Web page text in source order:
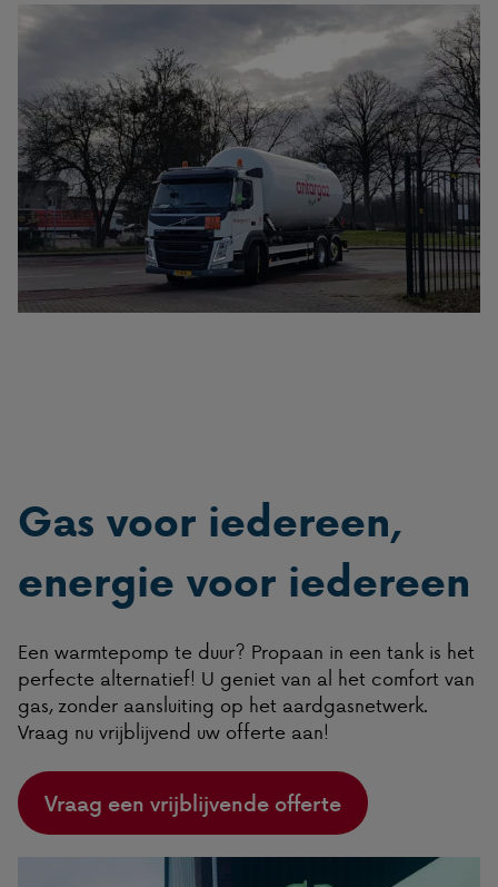
Gas voor iedereen,
energie voor iedereen
Een warmtepomp te duur? Propaan in een tank is het
perfecte alternatief! U geniet van al het comfort van
gas, zonder aansluiting op het aardgasnetwerk.
Vraag nu vrijblijvend uw offerte aan!
Vraag een vrijblijvende offerte